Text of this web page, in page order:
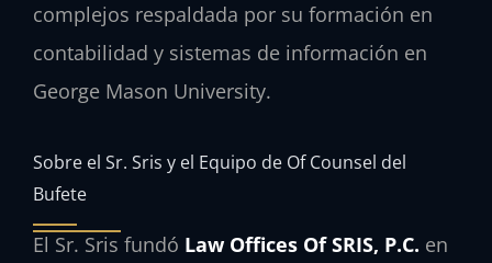
complejos respaldada por su formación en
contabilidad y sistemas de información en
George Mason University.
Sobre el Sr. Sris y el Equipo de Of Counsel del
Bufete
El Sr. Sris fundó Law Offices Of SRIS, P.C. en